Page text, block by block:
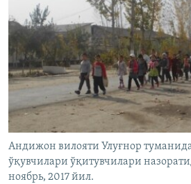
Андижон вилояти Улуғнор
ўқувчилари ўқитувчилари
ноябрь, 2017 йил.